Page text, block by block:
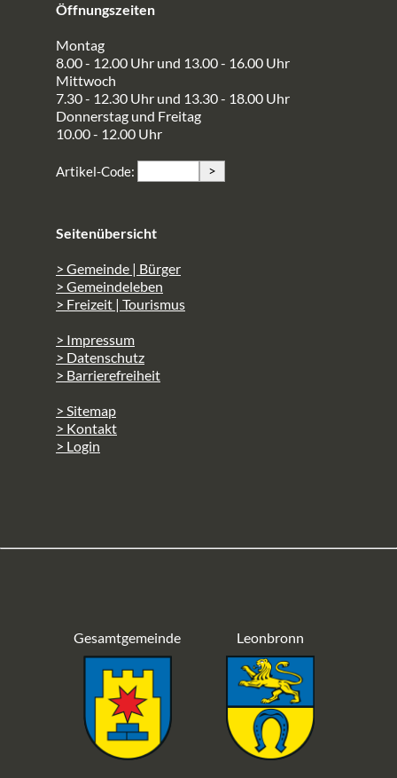
Öffnungszeiten
Montag
8.00 - 12.00 Uhr und 13.00 - 16.00 Uhr
Mittwoch
7.30 - 12.30 Uhr und 13.30 - 18.00 Uhr
Donnerstag und Freitag
10.00 - 12.00 Uhr
Artikel-Code: >
Seitenübersicht
> Gemeinde | Bürger
> Gemeindeleben
> Freizeit | Tourismus
> Impressum
> Datenschutz
> Barrierefreiheit
> Sitemap
> Kontakt
> Login
Gesamtgemeinde Leonbronn